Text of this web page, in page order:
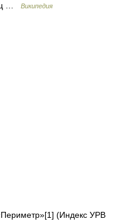
…
Википедия
(Индекс УРВ